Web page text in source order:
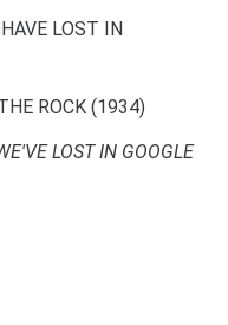
LOST IN
ROCK (1934)
LOST IN GOOGLE